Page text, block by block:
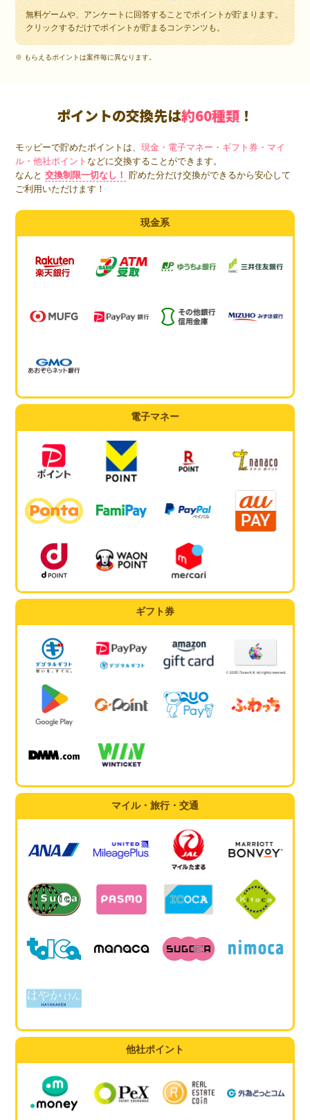
無料ゲームや、アンケートに回答することでポイントが貯まります。
クリックするだけでポイントが貯まるコンテンツも。
※ もらえるポイントは案件毎に異なります。
ポイントの交換先は約60種類 ！
モッピーで貯めたポイントは、現金・電子マネー・ギフト券・マイ
ル・他社ポイントなどに交換することができます。
なんと 交換制限一切なし！
貯めた分だけ交換ができるから安心して
ご利用いただけます！
現金系
電子マネー
ギフト券
マイル・旅行・交通
他社ポイント